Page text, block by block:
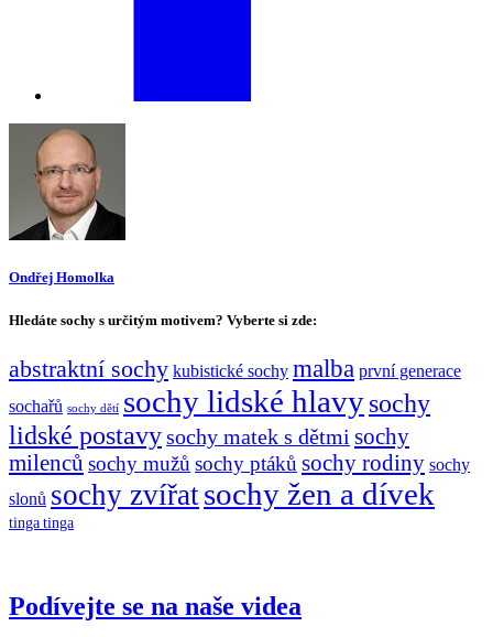
Ondřej Homolka
Hledáte sochy s určitým motivem? Vyberte si zde:
abstraktní sochy kubistické sochy malba první generace
sochařů sochy dětí sochy lidské hlavysochy
lidské postavysochy matek s dětmi sochy
milenců sochy mužů sochy ptáků sochy rodiny sochy
slonů sochy zvířatsochy žen a dívek
tinga tinga
Podívejte se na naše videa